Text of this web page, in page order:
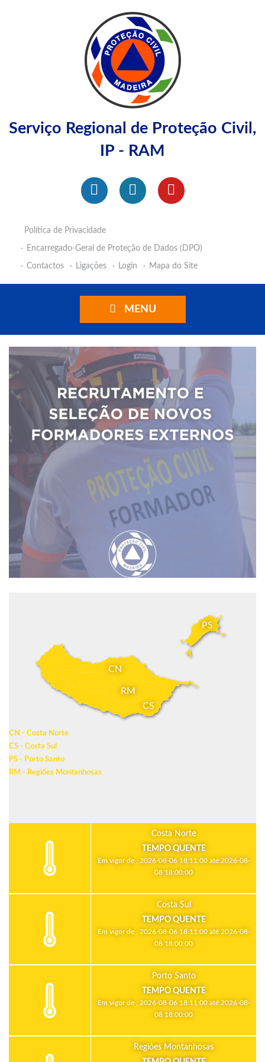
Serviço Regional de Proteção Civil,
IP - RAM
Política de Privacidade
Encarregado-Geral de Proteção de Dados (DPO)
Contactos
Ligações Login Mapa do Site
MENU
CN
CS
PS
RM
CN - Costa Norte
CS - Costa Sul
PS - Porto Santo
RM - Regiões Montanhosas
Costa Norte
TEMPO QUENTE
Em vigor de , 2026-08-06 18:11:00 até 2026-08-
08 18:00:00
Costa Sul
TEMPO QUENTE
Em vigor de , 2026-08-06 18:11:00 até 2026-08-
08 18:00:00
Porto Santo
TEMPO QUENTE
Em vigor de , 2026-08-06 18:11:00 até 2026-08-
08 18:00:00
Regiões Montanhosas